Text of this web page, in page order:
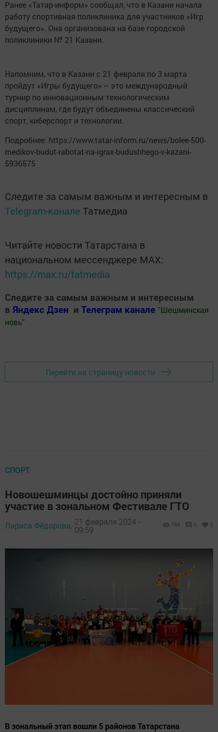
Ранее «Татар-информ» сообщал, что в Казани начала
работу спортивная поликлиника для участников «Игр
будущего». Она организована на базе городской
поликлиники № 21 Казани.
Напомним, что в Казани с 21 февраля по 3 марта
пройдут «Игры будущего» – это международный
турнир по инновационным технологическим
дисциплинам, где будут объединены классический
спорт, киберспорт и технологии.
Подробнее: https://www.tatar-inform.ru/news/bolee-500-
medikov-budut-rabotat-na-igrax-budushhego-v-kazani-
5936575
Следите за самым важным и интересным в
Telegram-канале Татмедиа
Читайте новости Татарстана в
национальном мессенджере MАХ:
https://max.ru/tatmedia
Следите за самым важным и интересным
в Яндекс Дзен и Телеграм канале " Шешминская
новь"
Перейти на страницу новости
СПОРТ
Новошешминцы достойно приняли
участие в зональном Фестивале ГТО
Лариса Фёдорова, 21 февраля 2024 -
09:59
784 0 0
В зональный этап вошли 5 районов Татарстана